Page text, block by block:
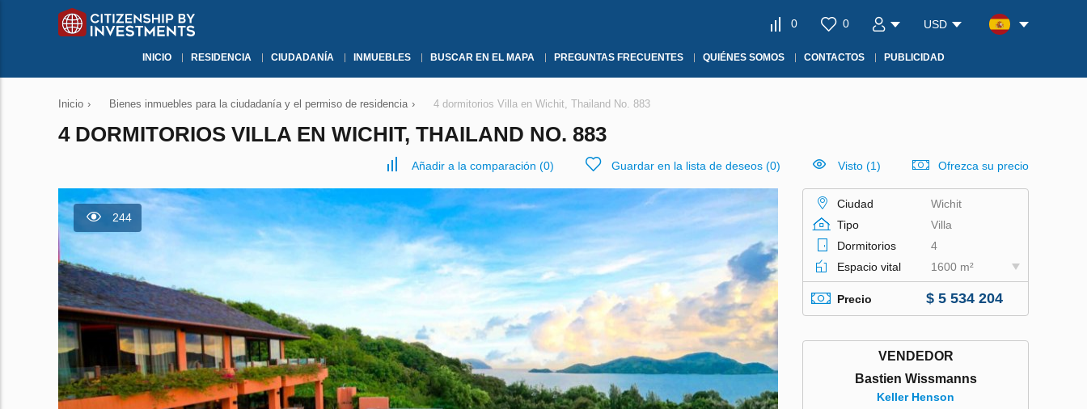
0 0 USD
INICIO RESIDENCIA CIUDADANÍA INMUEBLES BUSCAR EN EL MAPA PREGUNTAS FRECUENTES QUIÉNES SOMOS CONTACTOS PUBLICIDAD
Inicio › Bienes inmuebles para la ciudadanía y el permiso de residencia › 4 dormitorios Villa en Wichit, Thailand No. 883
4 DORMITORIOS VILLA EN WICHIT, THAILAND NO. 883
Añadir a la comparación (0) Guardar en la lista de deseos (0) Visto (1) Ofrezca su precio
244
Ciudad
Wichit
Tipo
Villa
Dormitorios
4
Espacio vital
1600 m²
Precio $ 5 534 204
VENDEDOR
Bastien Wissmanns
Keller Henson